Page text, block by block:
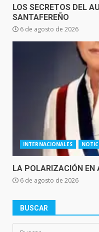
LOS SECRETOS DEL
SANTAFEREÑO
6 de agosto de 2026
INTERNACIONALES
LA POLARIZACIÓN EN
6 de agosto de 2026
BUSCAR
Buscar: